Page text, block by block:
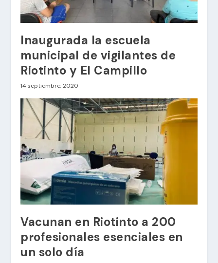
Inaugurada la escuela
municipal de vigilantes de
Riotinto y El Campillo
14 septiembre, 2020
Vacunan en Riotinto a 200
profesionales esenciales en
un solo día